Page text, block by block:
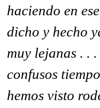
haciendo en
dicho y hecho
muy lejanas . .
confusos
hemos visto